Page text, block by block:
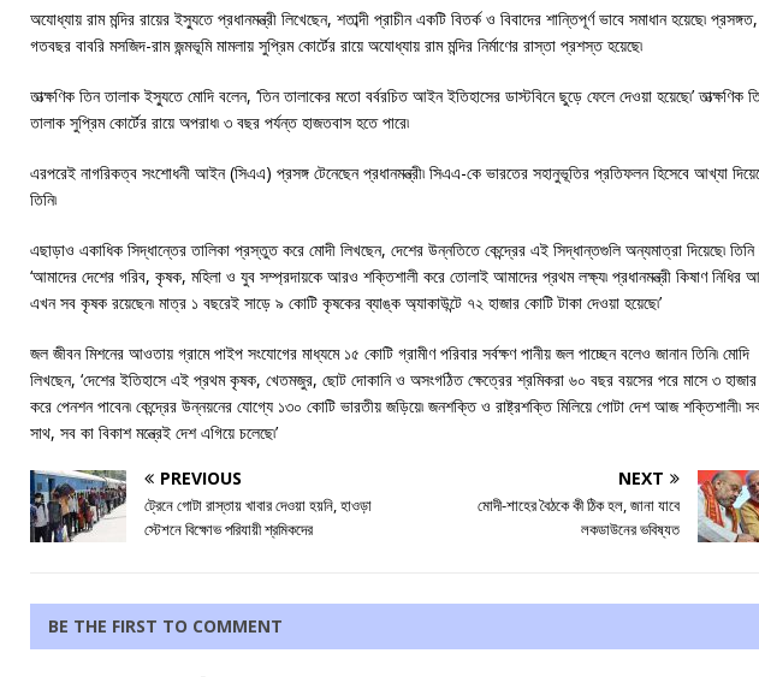
অযোধ্যায় রাম মন্দির রায়ের ইস্যুতে প্রধানমন্ত্রী লিখেছেন, শতাব্দী প্রাচীন একটি বিতর্ক ও বিবাদের শান্তিপূর্ণ ভাবে সমাধান হয়েছে৷ প্রসঙ্গত,
গতবছর বাবরি মসজিদ-রাম জন্মভূমি মামলায় সুপ্রিম কোর্টের রায়ে অযোধ্যায় রাম মন্দির নির্মাণের রাস্তা প্রশস্ত হয়েছে৷
তাত্‍ক্ষণিক তিন তালাক ইস্যুতে মোদি বলেন, ‘তিন তালাকের মতো বর্বরচিত আইন ইতিহাসের ডাস্টবিনে ছুড়ে ফেলে দেওয়া হয়েছে৷’ তাত্‍ক্ষণিক
তালাক সুপ্রিম কোর্টের রায়ে অপরাধ৷ ৩ বছর পর্যন্ত হাজতবাস হতে পারে৷
এরপরেই নাগরিকত্ব সংশোধনী আইন (সিএএ) প্রসঙ্গ টেনেছেন প্রধানমন্ত্রী৷ সিএএ-কে ভারতের সহানুভূতির প্রতিফলন হিসেবে আখ্যা
তিনি৷
এছাড়াও একাধিক সিদ্ধান্তের তালিকা প্রস্তুত করে মোদী লিখছেন, দেশের উন্নতিতে কেন্দ্রের এই সিদ্ধান্তগুলি অন্যমাত্রা দিয়েছে৷
‘আমাদের দেশের গরিব, কৃষক, মহিলা ও যুব সম্প্রদায়কে আরও শক্তিশালী করে তোলাই আমাদের প্রথম লক্ষ্য৷ প্রধানমন্ত্রী কিষাণ নিধির
এখন সব কৃষক রয়েছেন৷ মাত্র ১ বছরেই সাড়ে ৯ কোটি কৃষকের ব্যাঙ্ক অ্যাকাউন্টে ৭২ হাজার কোটি টাকা দেওয়া হয়েছে৷’
জল জীবন মিশনের আওতায় গ্রামে পাইপ সংযোগের মাধ্যমে ১৫ কোটি গ্রামীণ পরিবার সর্বক্ষণ পানীয় জল পাচ্ছেন বলেও জানান তিনি৷ মোদি
লিখছেন, ‘দেশের ইতিহাসে এই প্রথম কৃষক, খেতমজুর, ছোট দোকানি ও অসংগঠিত ক্ষেত্রের শ্রমিকরা ৬০ বছর বয়সের পরে মাসে ৩ হাজার
করে পেনশন পাবেন৷ কেন্দ্রের উন্নয়নের যোগ্যে ১৩০ কোটি ভারতীয় জড়িয়ে৷ জনশক্তি ও রাষ্ট্রশক্তি মিলিয়ে গোটা দেশ আজ শক্তিশালী৷
সাথ, সব কা বিকাশ মন্ত্রেই দেশ এগিয়ে চলেছে৷’
PREVIOUS
ট্রেনে গোটা রাস্তায় খাবার দেওয়া হয়নি, হাওড়া
স্টেশনে বিক্ষোভ পরিযায়ী শ্রমিকদের
NEXT
মোদী-শাহের বৈঠকে কী ঠিক হল, জানা যাবে
লকডাউনের ভবিষ্যত
BE THE FIRST TO COMMENT